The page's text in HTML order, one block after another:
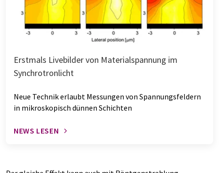
Erstmals Livebilder von Materialspannung im
Synchrotronlicht
Neue Technik erlaubt Messungen von Spannungsfeldern
in mikroskopisch dünnen Schichten
NEWS LESEN